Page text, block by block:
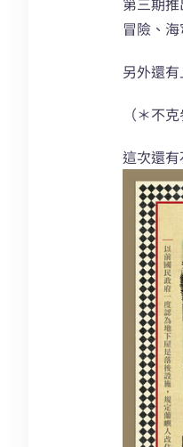
冒險、
另外還
（＊不
這次還有